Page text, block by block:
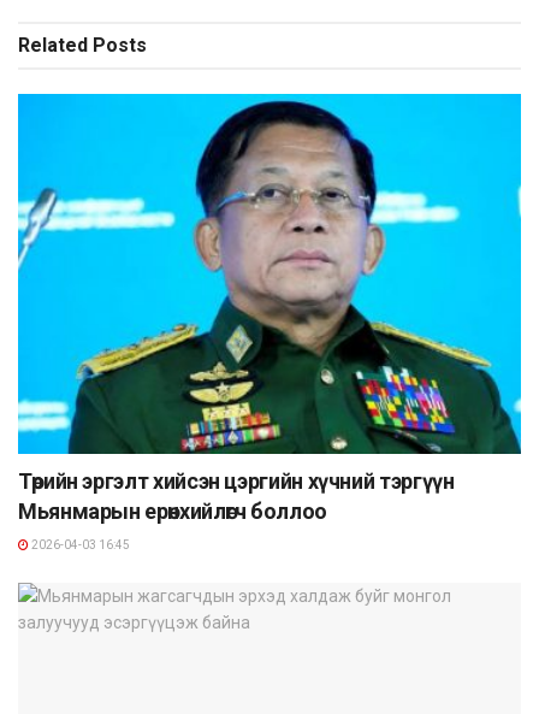
Related Posts
Төрийн эргэлт хийсэн цэргийн хүчний тэргүүн
Мьянмарын ерөнхийлөгч боллоо
2026-04-03 16:45